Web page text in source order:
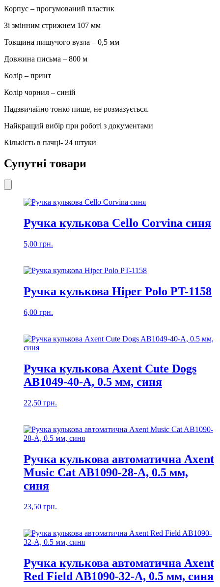
Корпус – прогумований пластик
Зі змінним стрижнем 107 мм
Товщина пишучого вузла – 0,5 мм
Довжина письма – 800 м
Колір – принт
Колір чорнил – синій
Надзвичайно тонко пише, не розмазується.
Найкращий вибір при роботі з документами
Кількість в пачці- 24 штуки
Супутні товари
Ручка кулькова Cello Corvina синя
5,00 грн.
Ручка кулькова Hiper Polo PT-1158
6,00 грн.
Ручка кулькова Axent Cute Dogs
AB1049-40-A, 0.5 мм, синя
22,50 грн.
Ручка кулькова автоматична Axent
Music Cat AB1090-28-A, 0.5 мм,
синя
23,50 грн.
Ручка кулькова автоматична Axent
Red Field AB1090-32-A, 0.5 мм, синя